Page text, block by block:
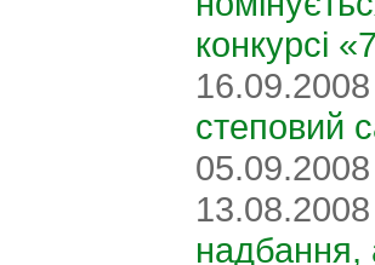
конкурсі
степовий
надбання,